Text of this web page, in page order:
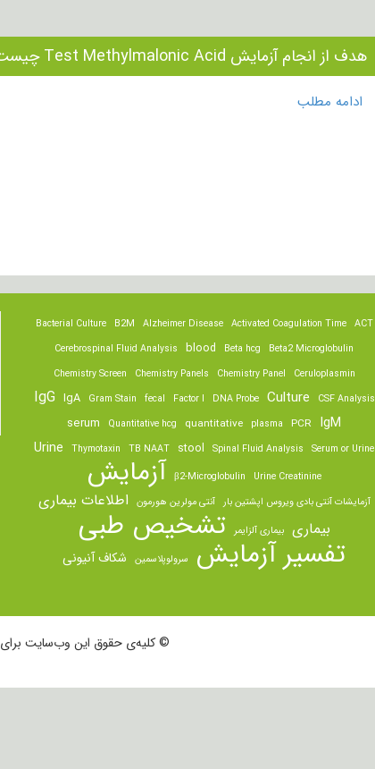
هدف از انجام آزمایش Test Methylmalonic Acid چیست؟
ادامه مطلب
ACT
Activated Coagulation Time
Alzheimer Disease
B2M
Bacterial Culture
Beta2 Microglobulin
Beta hcg
blood
Cerebrospinal Fluid Analysis
Ceruloplasmin
Chemistry Panel
Chemistry Panels
Chemistry Screen
CSF Analysis
Culture
DNA Probe
Factor I
fecal
Gram Stain
IgA
IgG
IgM
PCR
plasma
quantitative
Quantitative hcg
serum
Serum or Urine
Spinal Fluid Analysis
stool
TB NAAT
Thymotaxin
Urine
Urine Creatinine
β2-Microglobulin آزمایش
آزمایشات آنتی بادی ویروس اپشتین بار آنتی مولرین هورمون اطلاعات بیماری
بیماری بیماری آلزایمر تشخیص طبی
تفسیر آزمایش سرولوپلاسمین شکاف آنیونی
© کلیه‌ی حقوق این وب‌سایت برای LabTests.ir محفوظ است.